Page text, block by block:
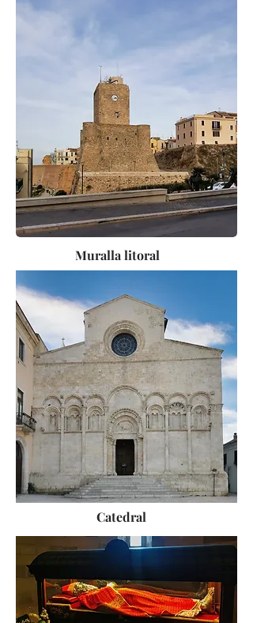
Muralla litoral
Catedral